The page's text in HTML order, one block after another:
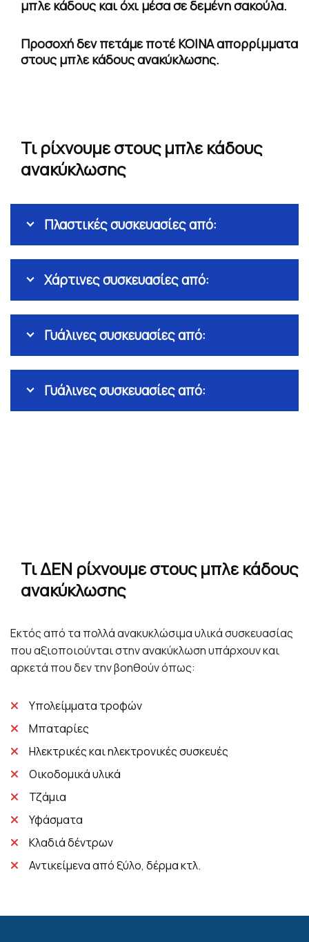
μπλε κάδους και όχι μέσα σε δεμένη σακούλα.
Προσοχή δεν πετάμε ποτέ ΚΟΙΝΑ απορρίμματα
στους μπλε κάδους ανακύκλωσης.
Τι ρίχνουμε στους μπλε κάδους
ανακύκλωσης
Πλαστικές συσκευασίες από:
Χάρτινες συσκευασίες από:
Γυάλινες συσκευασίες από:
Γυάλινες συσκευασίες από:
Τι ΔΕΝ ρίχνουμε στους μπλε κάδους
ανακύκλωσης
Εκτός από τα πολλά ανακυκλώσιμα υλικά συσκευασίας
που αξιοποιούνται στην ανακύκλωση υπάρχουν και
αρκετά που δεν την βοηθούν όπως:
Υπολείμματα τροφών
Μπαταρίες
Ηλεκτρικές και ηλεκτρονικές συσκευές
Οικοδομικά υλικά
Τζάμια
Υφάσματα
Κλαδιά δέντρων
Αντικείμενα από ξύλο, δέρμα κτλ.